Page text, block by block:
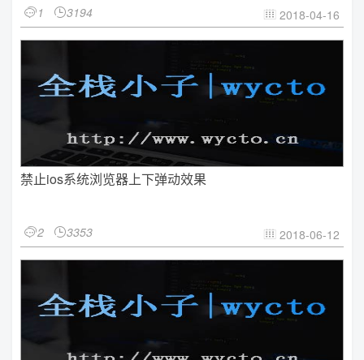
1 3194  2018-04-16
禁止ios系统浏览器上下弹动效果
2 3353  2018-06-12